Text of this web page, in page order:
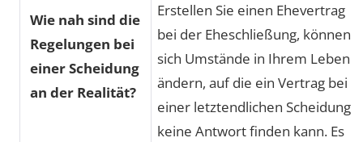
Wie nah sind die
Regelungen bei
einer Scheidung
an der Realität?
Erstellen Sie einen Ehevertrag
bei der Eheschließung, können
sich Umstände in Ihrem Leben
ändern, auf die ein Vertrag bei
einer letztendlichen Scheidung
keine Antwort finden kann. Es